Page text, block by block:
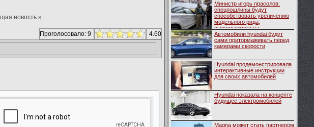
новость »
Проголосовало: 9
4.60
Министр игорь прасолов:
спецпошлины будут
способствовать увеличению
модельного ряда,
выпускаемого на...
Автомобили hyundai будут
сами притормаживать перед
камерами скорости
Hyundai продемонстрировала
интерактивные инструкции
для своих автомобилей
Hyundai показала на концепте
будущее электромобилей
Magna может стать партнером